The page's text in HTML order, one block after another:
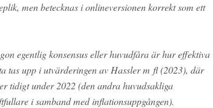
men betecknas i onlineversionen korrekt som ett
egentlig konsensus eller huvudfåra är hur effektiva
tas upp i utvärderingen av Hassler m fl (2023), där
tidigt under 2022 (den andra huvudsakliga
i samband med inflationsuppgången).